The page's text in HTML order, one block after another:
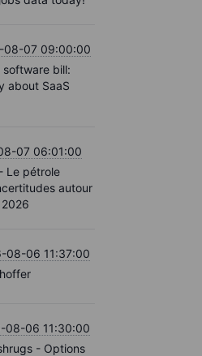
08-07 09:00:00
software bill:
about SaaS
07 06:01:00
Le pétrole
autour
08-06 11:37:00
08-06 11:30:00
- Options